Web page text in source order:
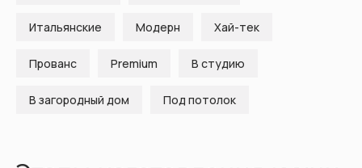
Итальянские Модерн Хай-тек
Прованс Premium В студию
В загородный дом Под потолок